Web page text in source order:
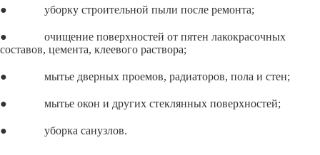
● уборку строительной пыли после ремонта;
● очищение поверхностей от пятен лакокрасочных
составов, цемента, клеевого раствора;
● мытье дверных проемов, радиаторов, пола и стен;
● мытье окон и других стеклянных поверхностей;
● уборка санузлов.